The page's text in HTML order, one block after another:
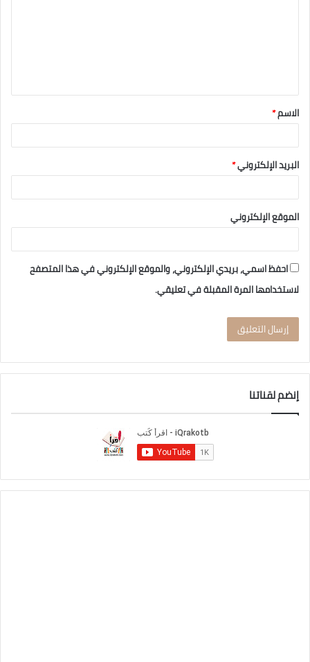
الاسم*
البريد الإلكتروني*
الموقع الإلكتروني
احفظ اسمي، بريدي الإلكتروني، والموقع الإلكتروني في هذا المتصفح
لاستخدامها المرة المقبلة في تعليقي.
إنضم لقناتنا